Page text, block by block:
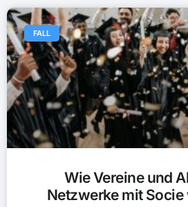
FALL
Wie Vereine und
Netzwerke mit